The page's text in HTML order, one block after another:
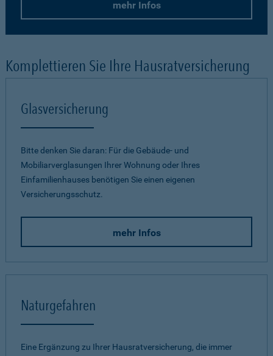
mehr Infos
Komplettieren Sie Ihre Hausratversicherung
Glasversicherung
Bitte denken Sie daran: Für die Gebäude- und
Mobiliarverglasungen Ihrer Wohnung oder Ihres
Einfamilienhauses benötigen Sie einen eigenen
Versicherungsschutz.
mehr Infos
Naturgefahren
Eine Ergänzung zu Ihrer Hausratversicherung, die immer